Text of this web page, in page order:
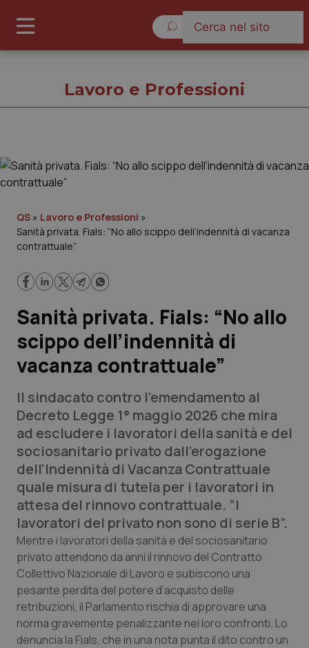
Governo e Parlamento
Regioni e Asl
Lavoro e Professioni
Scienza e Farmaci
Studi e Analisi
Lettere al direttore
Edizioni Regionali
QS Pro
Professionisti Sanitari.AI
Abruzzo
Basilicata
Calabria
QS Pro Gold
Artrite & artrosi
Asma & BPCO
QS Club Newsletter
Lavoro e Professioni
QS » Lavoro e Professioni »
Sanità privata. Fials: “No allo scippo dell’indennità di vacanza
contrattuale”
Sanità privata. Fials: “No allo
scippo dell’indennità di
vacanza contrattuale”
Il sindacato contro l’emendamento al
Decreto Legge 1° maggio 2026 che mira
ad escludere i lavoratori della sanità e del
sociosanitario privato dall’erogazione
dell'Indennità di Vacanza Contrattuale
quale misura di tutela per i lavoratori in
attesa del rinnovo contrattuale. “I
lavoratori del privato non sono di serie B”.
Mentre i lavoratori della sanità e del sociosanitario
privato attendono da anni il rinnovo del Contratto
Collettivo Nazionale di Lavoro e subiscono una
pesante perdita del potere d’acquisto delle
retribuzioni, il Parlamento rischia di approvare una
norma gravemente penalizzante nei loro confronti. Lo
denuncia la Fials, che in una nota punta il dito contro un